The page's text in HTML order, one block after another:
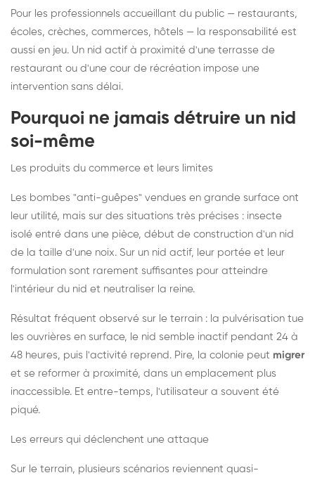
Pour les professionnels accueillant du public — restaurants,
écoles, crèches, commerces, hôtels — la responsabilité est
aussi en jeu. Un nid actif à proximité d'une terrasse de
restaurant ou d'une cour de récréation impose une
intervention sans délai.
Pourquoi ne jamais détruire un nid
soi-même
Les produits du commerce et leurs limites
Les bombes "anti-guêpes" vendues en grande surface ont
leur utilité, mais sur des situations très précises : insecte
isolé entré dans une pièce, début de construction d'un nid
de la taille d'une noix. Sur un nid actif, leur portée et leur
formulation sont rarement suffisantes pour atteindre
l'intérieur du nid et neutraliser la reine.
Résultat fréquent observé sur le terrain : la pulvérisation tue
les ouvrières en surface, le nid semble inactif pendant 24 à
48 heures, puis l'activité reprend. Pire, la colonie peut migrer
et se reformer à proximité, dans un emplacement plus
inaccessible. Et entre-temps, l'utilisateur a souvent été
piqué.
Les erreurs qui déclenchent une attaque
Sur le terrain, plusieurs scénarios reviennent quasi-